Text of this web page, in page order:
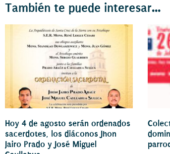
También te puede interesar...
Hoy 4 de agosto serán ordenados
sacerdotes, los diáconos Jhon
Jairo Prado y José Miguel